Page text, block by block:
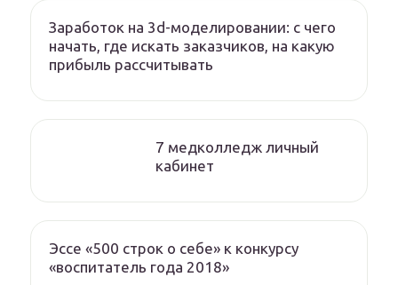
Заработок на 3d-моделировании: с чего
начать, где искать заказчиков, на какую
прибыль рассчитывать
7 медколледж личный
кабинет
Эссе «500 строк о себе» к конкурсу
«воспитатель года 2018»